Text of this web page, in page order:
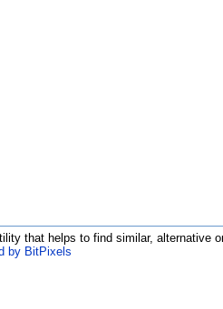
that helps to find similar, alternative
by BitPixels